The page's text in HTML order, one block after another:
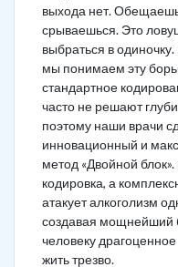
выхода нет. Обещаешь
срываешься. Это
выбраться в
мы понимаем эту
стандартное
часто не решают
поэтому наши врачи
инновационный и
метод «Двойной
кодировка, а
атакует алкоголизм
создавая мощнейший
человеку
жить трезво.